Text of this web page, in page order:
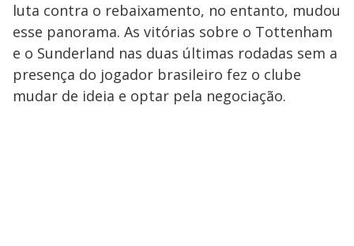
luta contra o rebaixamento, no entanto, mudou
esse panorama. As vitórias sobre o Tottenham
e o Sunderland nas duas últimas rodadas sem a
presença do jogador brasileiro fez o clube
mudar de ideia e optar pela negociação.